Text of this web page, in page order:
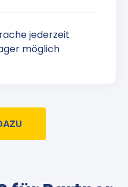
jederzeit
möglich